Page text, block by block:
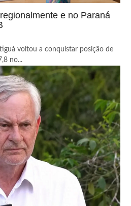
e no Paraná
voltou a conquistar posição de
no...